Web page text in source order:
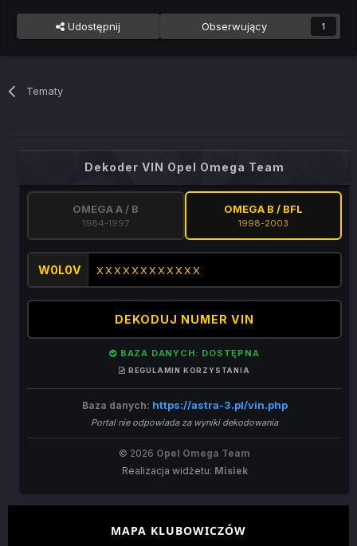
Udostępnij Obserwujący 1
Tematy
Dekoder VIN Opel Omega Team
OMEGA A / B
1984-1997
OMEGA B / BFL
1998-2003
W0L0V
DEKODUJ NUMER VIN
BAZA DANYCH: DOSTĘPNA
REGULAMIN KORZYSTANIA
Baza danych: https://astra-3.pl/vin.php
Portal nie odpowiada za wyniki dekodowania
© 2026 Opel Omega Team
Realizacja widżetu: Misiek
MAPA KLUBOWICZÓW